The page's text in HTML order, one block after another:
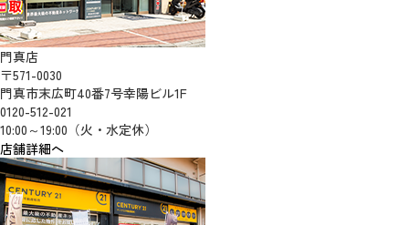
門真店
〒571-0030
門真市末広町40番7号幸陽ビル1F
0120-512-021
10:00～19:00（火・水定休）
店舗詳細へ